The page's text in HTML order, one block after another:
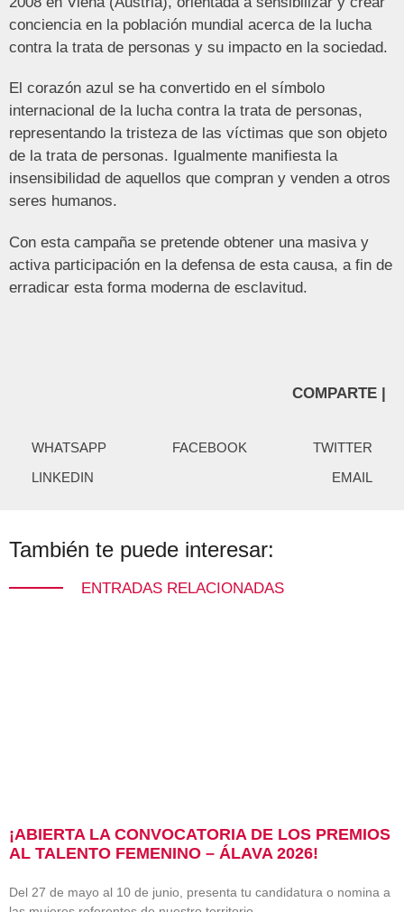
conciencia en la población mundial acerca de la lucha
contra la trata de personas y su impacto en la sociedad.
El corazón azul se ha convertido en el símbolo
internacional de la lucha contra la trata de personas,
representando la tristeza de las víctimas que son objeto
de la trata de personas. Igualmente manifiesta la
insensibilidad de aquellos que compran y venden a otros
seres humanos.
Con esta campaña se pretende obtener una masiva y
activa participación en la defensa de esta causa, a fin de
erradicar esta forma moderna de esclavitud.
COMPARTE |
WHATSAPP FACEBOOK
TWITTER
LINKEDIN
EMAIL
También te puede interesar:
ENTRADAS RELACIONADAS
¡ABIERTA LA CONVOCATORIA DE LOS PREMIOS
AL TALENTO FEMENINO – ÁLAVA 2026!
Del 27 de mayo al 10 de junio, presenta tu candidatura o nomina a